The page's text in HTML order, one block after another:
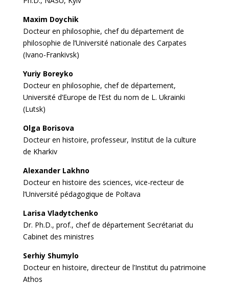
Maxim Doychik
Docteur en philosophie, chef du département de
philosophie de l’Université nationale des Carpates
(Ivano-Frankivsk)
Yuriy Boreyko
Docteur en philosophie, chef de département,
Université d’Europe de l’Est du nom de L. Ukrainki
(Lutsk)
Olga Borisova
Docteur en histoire, professeur, Institut de la culture
de Kharkiv
Alexander Lakhno
Docteur en histoire des sciences, vice-recteur de
l’Université pédagogique de Poltava
Larisa Vladytchenko
Dr. Ph.D., prof., chef de département Secrétariat du
Cabinet des ministres
Serhiy Shumylo
Docteur en histoire, directeur de l’Institut du patrimoine
Athos